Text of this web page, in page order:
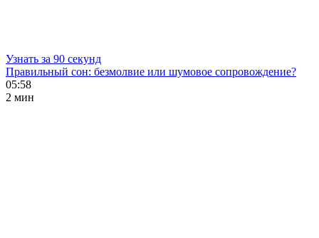
Узнать за 90 секунд
Правильный сон: безмолвие или шумовое сопровождение?
05:58
2 мин